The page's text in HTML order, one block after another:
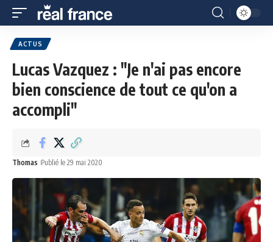
ACTUS
Lucas Vazquez : "Je n'ai pas encore
bien conscience de tout ce qu'on a
accompli"
Thomas Publié le 29 mai 2020